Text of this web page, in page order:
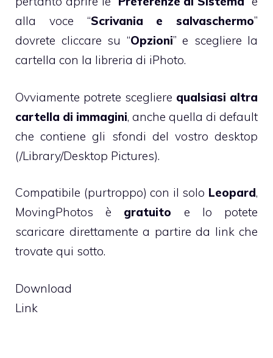
alla voce “Scrivania e salvaschermo”
dovrete cliccare su “Opzioni” e scegliere la
cartella con la libreria di iPhoto.
Ovviamente potrete scegliere qualsiasi altra
cartella di immagini, anche quella di default
che contiene gli sfondi del vostro desktop
(/Library/Desktop Pictures).
Compatibile (purtroppo) con il solo Leopard,
MovingPhotos è gratuito e lo potete
scaricare direttamente a partire da link che
trovate qui sotto.
Download
Link